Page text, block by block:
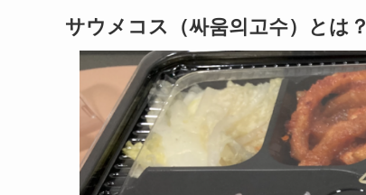
サウメコス（싸움의고수）とは？